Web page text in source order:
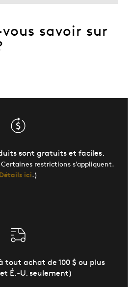
savoir sur
sont gratuits et faciles.
restrictions s’appliquent.
Détails ici.)
tout achat de 100 $ ou plus
É.-U. seulement)